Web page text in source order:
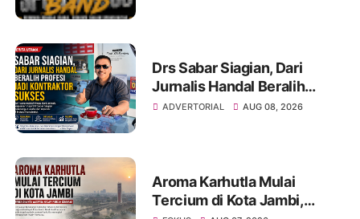
2
Drs Sabar Siagian, Dari
Jurnalis Handal Beralih
Profesi Jadi Kontraktor
ADVERTORIAL AUG 08, 2026
Aroma Karhutla Mulai
Tercium di Kota Jambi,